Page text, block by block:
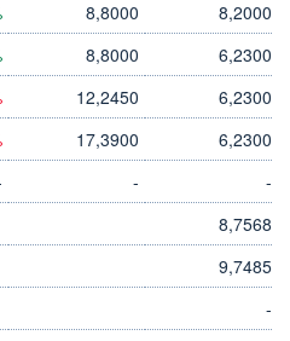
8,8000
8,2000
8,8000
6,2300
12,2450
6,2300
17,3900
6,2300
-
-
8,7568
9,7485
-